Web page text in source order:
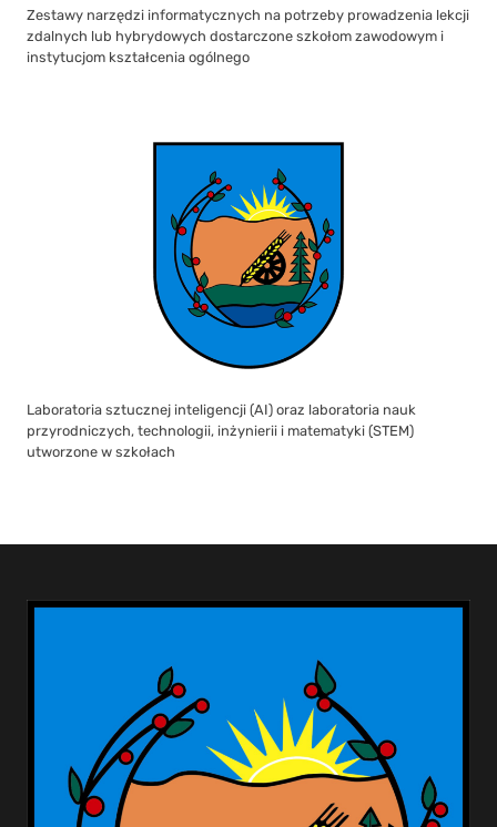
Zestawy narzędzi informatycznych na potrzeby prowadzenia lekcji
zdalnych lub hybrydowych dostarczone szkołom zawodowym i
instytucjom kształcenia ogólnego
Laboratoria sztucznej inteligencji (AI) oraz laboratoria nauk
przyrodniczych, technologii, inżynierii i matematyki (STEM)
utworzone w szkołach